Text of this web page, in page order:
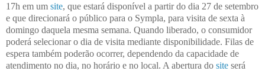
17h em um site, que estará disponível a partir do dia 27 de setembro
e que direcionará o público para o Sympla, para visita de sexta à
domingo daquela mesma semana. Quando liberado, o consumidor
poderá selecionar o dia de visita mediante disponibilidade. Filas de
espera também poderão ocorrer, dependendo da capacidade de
atendimento no dia, no horário e no local. A abertura do site será